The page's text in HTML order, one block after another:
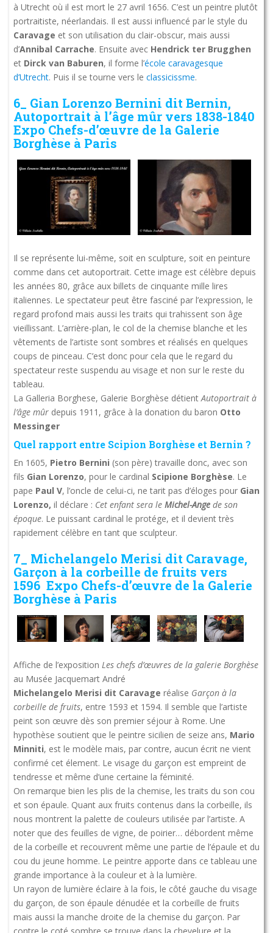
à Utrecht où il est mort le 27 avril 1656. C’est un peintre plutôt
portraitiste, néerlandais. Il est aussi influencé par le style du
Caravage et son utilisation du clair-obscur, mais aussi
d’Annibal Carrache. Ensuite avec Hendrick ter Brugghen
et Dirck van Baburen, il forme l’école caravagesque
d’Utrecht. Puis il se tourne vers le classicissme.
6_ Gian Lorenzo Bernini dit Bernin,
Autoportrait à l’âge mûr vers 1838-1840
Expo Chefs-d’œuvre de la Galerie
Borghèse à Paris
Il se représente lui-même, soit en sculpture, soit en peinture
comme dans cet autoportrait. Cette image est célèbre depuis
les années 80, grâce aux billets de cinquante mille lires
italiennes. Le spectateur peut être fasciné par l’expression, le
regard profond mais aussi les traits qui trahissent son âge
vieillissant. L’arrière-plan, le col de la chemise blanche et les
vêtements de l’artiste sont sombres et réalisés en quelques
coups de pinceau. C’est donc pour cela que le regard du
spectateur reste suspendu au visage et non sur le reste du
tableau.
La Galleria Borghese, Galerie Borghèse détientAutoportrait à
l’âge mûr depuis 1911, grâce à la donation du baron Otto
Messinger
Quel rapport entre Scipion Borghèse et Bernin ?
En 1605, Pietro Bernini (son père) travaille donc, avec son
fils Gian Lorenzo, pour le cardinal Scipione Borghèse. Le
pape Paul V, l’oncle de celui-ci, ne tarit pas d’éloges pour Gian
Lorenzo, il déclare : Cet enfant sera le Michel-Ange de son
époque. Le puissant cardinal le protége, et il devient très
rapidement célèbre en tant que sculpteur.
7_ Michelangelo Merisi dit Caravage,
Garçon à la corbeille de fruits vers
1596 Expo Chefs-d’œuvre de la Galerie
Borghèse à Paris
Affiche de l’exposition Les chefs d’œuvres de la galerie Borghèse
au Musée Jacquemart André
Michelangelo Merisi dit Caravage réalise Garçon à la
corbeille de fruits, entre 1593 et 1594. Il semble que l’artiste
peint son œuvre dès son premier séjour à Rome. Une
hypothèse soutient que le peintre sicilien de seize ans, Mario
Minniti, est le modèle mais, par contre, aucun écrit ne vient
confirmé cet élement. Le visage du garçon est empreint de
tendresse et même d’une certaine la féminité.
On remarque bien les plis de la chemise, les traits du son cou
et son épaule. Quant aux fruits contenus dans la corbeille, ils
nous montrent la palette de couleurs utilisée par l’artiste. A
noter que des feuilles de vigne, de poirier… débordent même
de la corbeille et recouvrent même une partie de l’épaule et du
cou du jeune homme. Le peintre apporte dans ce tableau une
grande importance à la couleur et à la lumière.
Un rayon de lumière éclaire à la fois, le côté gauche du visage
du garçon, de son épaule dénudée et la corbeille de fruits
mais aussi la manche droite de la chemise du garçon. Par
contre le coté sombre se trouve dans la chevelure et la